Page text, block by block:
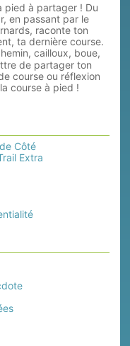
pied à partager ! Du
en passant par le
raconte ton
ta dernière course.
cailloux, boue,
de partager ton
course ou réflexion
course à pied !
Côté
Extra